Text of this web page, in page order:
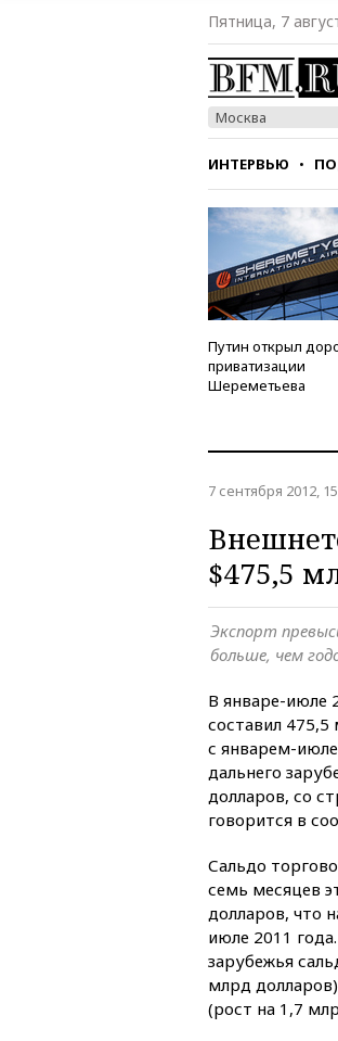
Пятница, 7
Москва
ИНТЕРВЬЮ
СТИЛЬ ТЕСТЫ
Путин открыл
приватизации
Шереметьева
7 сентября 2012,
$475,5
Экспорт
больше, чем
В январе-июле
составил
с январем-
дальнего
долларов, со
говорится в
Сальдо
семь месяцев
долларов, что
июле 2011
зарубежья
млрд
(рост на 1,7